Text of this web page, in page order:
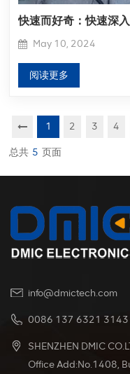
快速而好奇：快速深
May 10, 2024
阅读更多
1 2 3 4
总共 5 页面
info@dmictech.com
0086 137 6321 3143
SHENZHEN DMIC
Office Add:No.1408,